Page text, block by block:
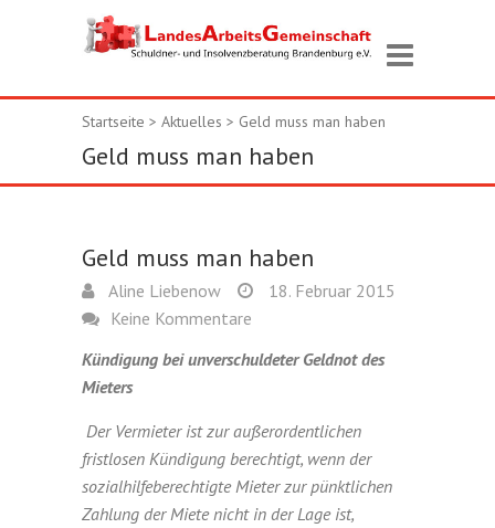
Startseite > Aktuelles > Geld muss man haben
Geld muss man haben
Geld muss man haben
Aline Liebenow
18. Februar 2015
Keine Kommentare
Kündigung bei unverschuldeter Geldnot des
Mieters
Der Vermieter ist zur außerordentlichen
fristlosen Kündigung berechtigt, wenn der
sozialhilfeberechtigte Mieter zur pünktlichen
Zahlung der Miete nicht in der Lage ist,